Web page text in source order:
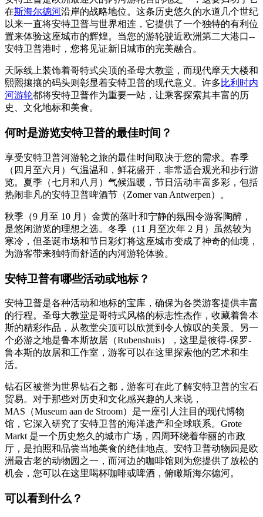
在斯海尔德河沿岸的战略地位。这条历史悠久的水道几个世纪
以来一直将安特卫普与世界相连，它提供了一个独特的有利位
置来体验这座城市的辉煌。当您的游轮驶近欧洲第二大港口--
安特卫普港时，您将见证新旧城市的完美融合。
天际线上装饰着哥特式尖顶的圣母大教堂，而现代摩天大楼和
熙熙攘攘的码头则彰显着安特卫普的现代意义。许多比利时内
河游轮都将安特卫普作为重要一站，让乘客探索其丰富的历
史、文化地标和美食。
何时是游览安特卫普的最佳时间？
享受安特卫普河游轮之旅的最佳时间取决于您的需求。春季
（四月至六月）气温温和，鲜花盛开，非常适合观光和步行游
览。夏季（七月和八月）气候温暖，节日活动丰富多彩，包括
热闹非凡的安特卫普啤酒节（Zomer van Antwerpen）。
秋季（9 月至 10 月）金黄的落叶和宁静的氛围令游客陶醉，
是悠闲游览的理想之选。冬季（11 月至次年 2 月）虽然较为
寒冷，但圣诞市场和节日彩灯将这座城市变成了神奇的仙境，
为游客带来独特而舒适的内河游轮体验。
安特卫普有哪些活动或地标？
安特卫普是各种活动和地标的宝库，确保为各类游客提供丰富
的行程。圣母大教堂是哥特式风格的标志性杰作，收藏着鲁本
斯的精彩作品，从教堂尖顶可以欣赏到令人惊叹的美景。另一
个必游之地是鲁本斯故居（Rubenshuis），这里是彼得-保罗-
鲁本斯的故居和工作室，游客可以在这里探索他的艺术和生
活。
钻石区被誉为世界钻石之都，游客可在此了解安特卫普的宝石
贸易。对于那些对历史和文化感兴趣的人来说，
MAS（Museum aan de Stroom）是一座引人注目的现代博物
馆，它深入研究了安特卫普的海洋遗产和全球联系。Grote
Markt 是一个历史悠久的城市广场，四周环绕着华丽的市政
厅，是拍照和品尝当地美食的绝佳地点。安特卫普动物园是欧
洲最古老的动物园之一，而河边的咖啡馆则为您提供了放松的
机会，您可以在这里喝杯咖啡或啤酒，俯瞰斯海尔德河。
可以看到什么？